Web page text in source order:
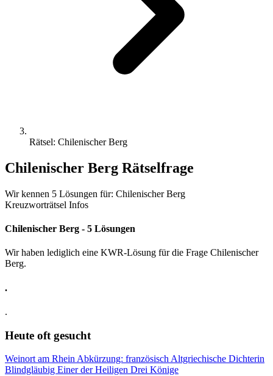
Rätsel: Chilenischer Berg
Chilenischer Berg Rätselfrage
Wir kennen 5 Lösungen für: Chilenischer Berg
Kreuzworträtsel Infos
Chilenischer Berg - 5 Lösungen
Wir haben lediglich eine KWR-Lösung für die Frage Chilenischer
Berg.
.
.
Heute oft gesucht
Weinort am Rhein Abkürzung: französisch Altgriechische Dichterin
Blindgläubig Einer der Heiligen Drei Könige